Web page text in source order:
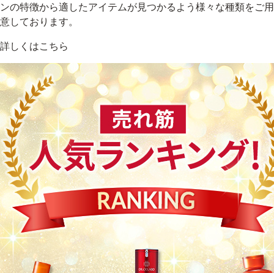
ンの特徴から適したアイテムが見つかるよう様々な種類をご用
意しております。
詳しくはこちら